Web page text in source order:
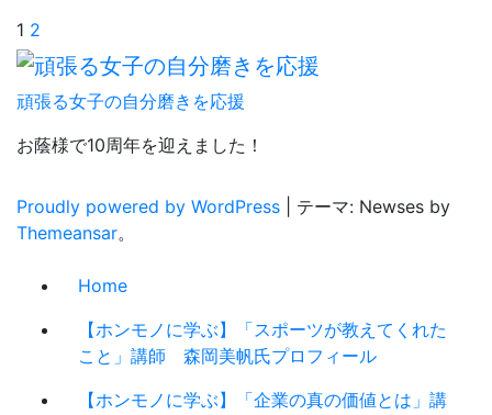
投
稿
の
ペ
ー
ジ
送
り
1 2
頑張る女子の自分磨きを応援
お蔭様で10周年を迎えました！
Proudly powered by WordPress
テーマ: Newses by
Themeansar。
Home
【ホンモノに学ぶ】「スポーツが教えてくれた
こと」講師 森岡美帆氏プロフィール
【ホンモノに学ぶ】「企業の真の価値とは」講